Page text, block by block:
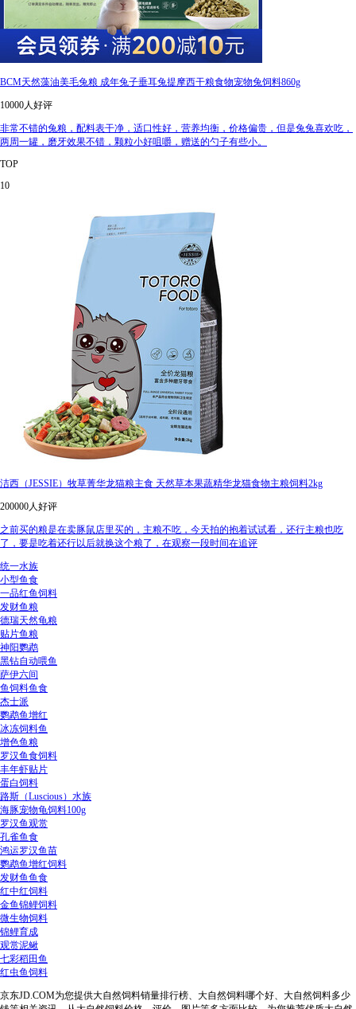
BCM天然藻油美毛兔粮 成年兔子垂耳兔提摩西干粮食物宠物兔饲料860g
10000人好评
非常不错的兔粮，配料表干净，适口性好，营养均衡，价格偏贵，但是兔兔喜欢吃，
两周一罐，磨牙效果不错，颗粒小好咀嚼，赠送的勺子有些小。
TOP
10
洁西（JESSIE）牧草菁华龙猫粮主食 天然草本果蔬精华龙猫食物主粮饲料2kg
200000人好评
之前买的粮是在卖豚鼠店里买的，主粮不吃，今天拍的抱着试试看，还行主粮也吃
了，要是吃着还行以后就换这个粮了，在观察一段时间在追评
统一水族
小型鱼食
一品红鱼饲料
发财鱼粮
德瑞天然龟粮
贴片鱼粮
神阳鹦鹉
黑钻自动喂鱼
萨伊六间
鱼饲料鱼食
杰士派
鹦鹉鱼增红
冰冻饲料鱼
增色鱼粮
罗汉鱼食饲料
丰年虾贴片
蛋白饲料
路斯（Luscious）水族
海豚宠物龟饲料100g
罗汉鱼观赏
孔雀鱼食
鸿运罗汉鱼苗
鹦鹉鱼增红饲料
发财鱼鱼食
红中红饲料
金鱼锦鲤饲料
微生物饲料
锦鲤育成
观赏泥鳅
七彩稻田鱼
红虫鱼饲料
京东JD.COM为您提供大自然饲料销量排行榜、大自然饲料哪个好、大自然饲料多少